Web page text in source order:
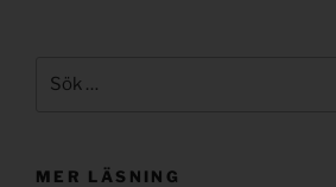
MER LÄSNING